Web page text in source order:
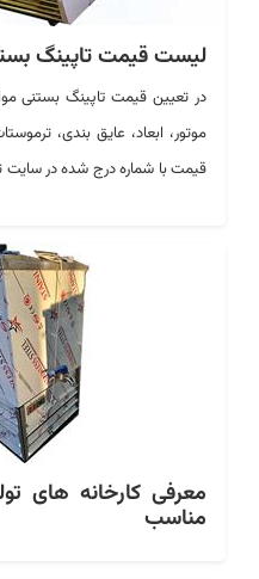
لیست قیمت تاپینگ بستنی
در تعیین قیمت تاپینگ بستنی
موتور، ابعاد، عایق بندی،
قیمت با شماره درج شده در سایت
معرفی کارخانه های
مناسب